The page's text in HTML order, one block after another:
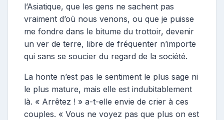
l’Asiatique, que les gens ne sachent pas
vraiment d’où nous venons, ou que je puisse
me fondre dans le bitume du trottoir, devenir
un ver de terre, libre de fréquenter n’importe
qui sans se soucier du regard de la société.
La honte n’est pas le sentiment le plus sage ni
le plus mature, mais elle est indubitablement
là. « Arrêtez ! » a-t-elle envie de crier à ces
couples. « Vous ne voyez pas que plus on est